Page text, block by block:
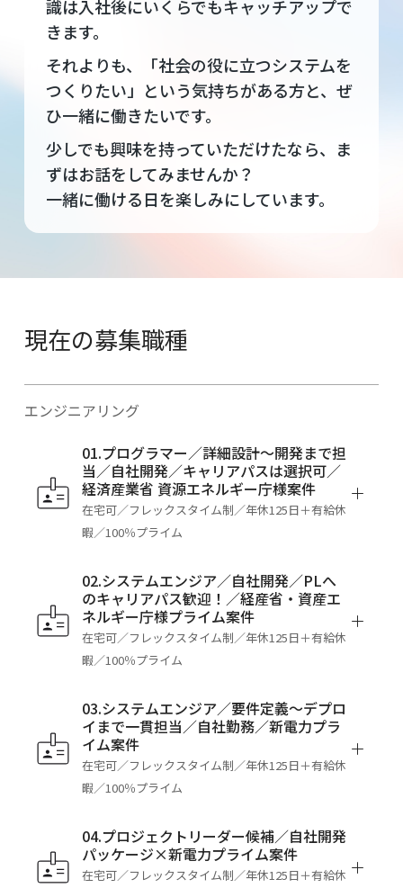
識は入社後にいくらでもキャッチアップで
きます。
それよりも、「社会の役に立つシステムを
つくりたい」という気持ちがある方と、ぜ
ひ一緒に働きたいです。
少しでも興味を持っていただけたなら、ま
ずはお話をしてみませんか？
一緒に働ける日を楽しみにしています。
現在の募集職種
エンジニアリング
01.プログラマー／詳細設計～開発まで担
当／自社開発／キャリアパスは選択可／
経済産業省 資源エネルギー庁様案件
在宅可／フレックスタイム制／年休125日＋有給休
暇／100％プライム
02.システムエンジア／自社開発／PLへ
のキャリアパス歓迎！／経産省・資産エ
ネルギー庁様プライム案件
在宅可／フレックスタイム制／年休125日＋有給休
暇／100％プライム
03.システムエンジア／要件定義～デプロ
イまで一貫担当／自社勤務／新電力プラ
イム案件
在宅可／フレックスタイム制／年休125日＋有給休
暇／100％プライム
04.プロジェクトリーダー候補／自社開発
パッケージ×新電力プライム案件
在宅可／フレックスタイム制／年休125日＋有給休